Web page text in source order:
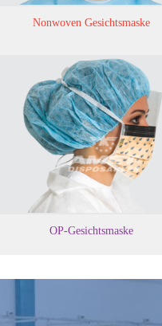
Nonwoven Gesichtsmaske
OP-Gesichtsmaske